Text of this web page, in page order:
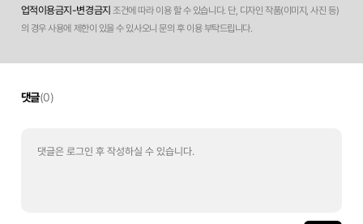
업적이용금지-변경금지 조건에 따라 이용 할 수 있습니다. 단, 디자인 작품(이미지, 사진 등)
의 경우 사용에 제한이 있을 수 있사오니 문의 후 이용 부탁드립니다.
댓글(0)